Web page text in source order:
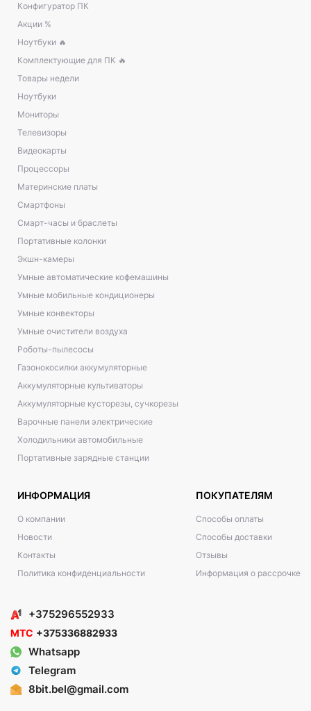
Конфигуратор ПК
Акции %
Ноутбуки 🔥
Комплектующие для ПК 🔥
Товары недели
Ноутбуки
Мониторы
Телевизоры
Видеокарты
Процессоры
Материнские платы
Смартфоны
Смарт-часы и браслеты
Портативные колонки
Экшн-камеры
Умные автоматические кофемашины
Умные мобильные кондиционеры
Умные конвекторы
Умные очистители воздуха
Роботы-пылесосы
Газонокосилки аккумуляторные
Аккумуляторные культиваторы
Аккумуляторные кусторезы, сучкорезы
Варочные панели электрические
Холодильники автомобильные
Портативные зарядные станции
ИНФОРМАЦИЯ
О компании
Новости
Контакты
Политика конфиденциальности
ПОКУПАТЕЛЯМ
Способы оплаты
Способы доставки
Отзывы
Информация о рассрочке
+375296552933
МТС +375336882933
Whatsapp
Telegram
8bit.bel@gmail.com